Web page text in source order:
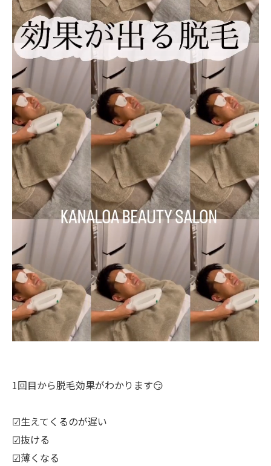
1回目から脱毛効果がわかります😏
☑︎生えてくるのが遅い
☑︎抜ける
☑︎薄くなる